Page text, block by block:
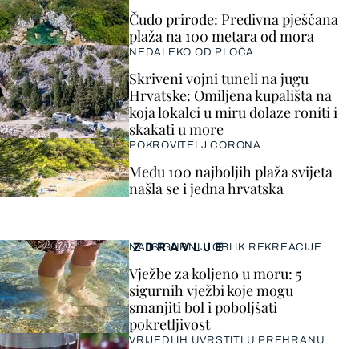
ZDRAVLJE
NAJSIGURNIJI OBLIK REKREACIJE
Vježbe za koljeno u moru: 5
sigurnih vježbi koje mogu
smanjiti bol i poboljšati
pokretljivost
VRIJEDI IH UVRSTITI U PREHRANU
Čudo prirode: Predivna pješčana
plaža na 100 metara od mora
NEDALEKO OD PLOČA
Skriveni vojni tuneli na jugu
Hrvatske: Omiljena kupališta na
koja lokalci u miru dolaze roniti i
skakati u more
POKROVITELJ CORONA
Među 100 najboljih plaža svijeta
našla se i jedna hrvatska